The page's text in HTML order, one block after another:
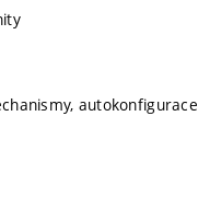
autokonfigurace